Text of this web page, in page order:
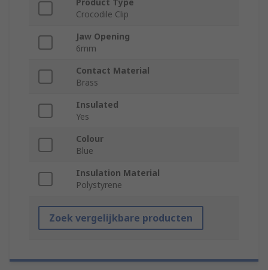
Product Type
Crocodile Clip
Jaw Opening
6mm
Contact Material
Brass
Insulated
Yes
Colour
Blue
Insulation Material
Polystyrene
Zoek vergelijkbare producten